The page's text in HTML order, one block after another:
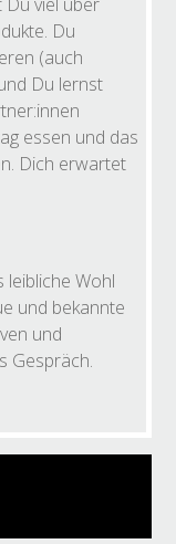
Du
(auch
Du lernst
essen und das
Dich erwartet
Wohl
und bekannte
und
Gespräch.